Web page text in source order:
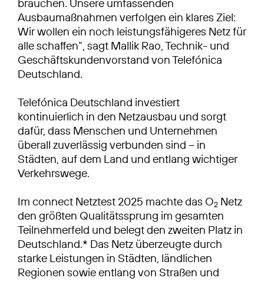
Ausbaumaßnahmen verfolgen ein klares Ziel:
Wir wollen ein noch leistungsfähigeres Netz für
alle schaffen“, sagt Mallik Rao, Technik- und
Geschäftskundenvorstand von Telefónica
Deutschland.
Telefónica Deutschland investiert
kontinuierlich in den Netzausbau und sorgt
dafür, dass Menschen und Unternehmen
überall zuverlässig verbunden sind – in
Städten, auf dem Land und entlang wichtiger
Verkehrswege.
Im connect Netztest 2025 machte das O2 Netz
den größten Qualitätssprung im gesamten
Teilnehmerfeld und belegt den zweiten Platz in
Deutschland.* Das Netz überzeugte durch
starke Leistungen in Städten, ländlichen
Regionen sowie entlang von Straßen und